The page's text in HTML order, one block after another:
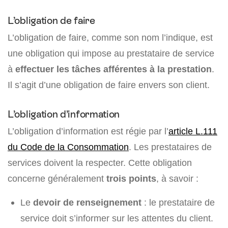
L’obligation de faire
L’obligation de faire, comme son nom l’indique, est
une obligation qui impose au prestataire de service
à effectuer les tâches afférentes à la prestation.
Il s’agit d’une obligation de faire envers son client.
L’obligation d’information
L’obligation d’information est régie par l’article L.111
du Code de la Consommation. Les prestataires de
services doivent la respecter. Cette obligation
concerne généralement trois points, à savoir :
Le devoir de renseignement : le prestataire de
service doit s’informer sur les attentes du client.